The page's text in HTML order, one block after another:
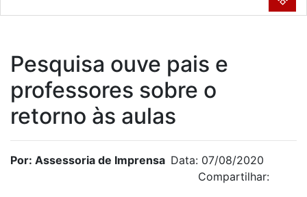
Pesquisa ouve pais e
professores sobre o
retorno às aulas
Por: Assessoria de Imprensa Data: 07/08/2020
Compartilhar: